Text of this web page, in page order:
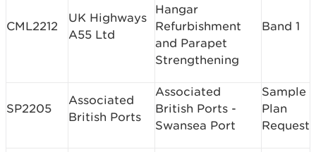
CML2212
UK Highways
A55 Ltd
Hangar
Refurbishment
and Parapet
Strengthening
Band 1
SP2205
Associated
British Ports
Associated
British Ports ­
Swansea Port
Sample
Plan
Request